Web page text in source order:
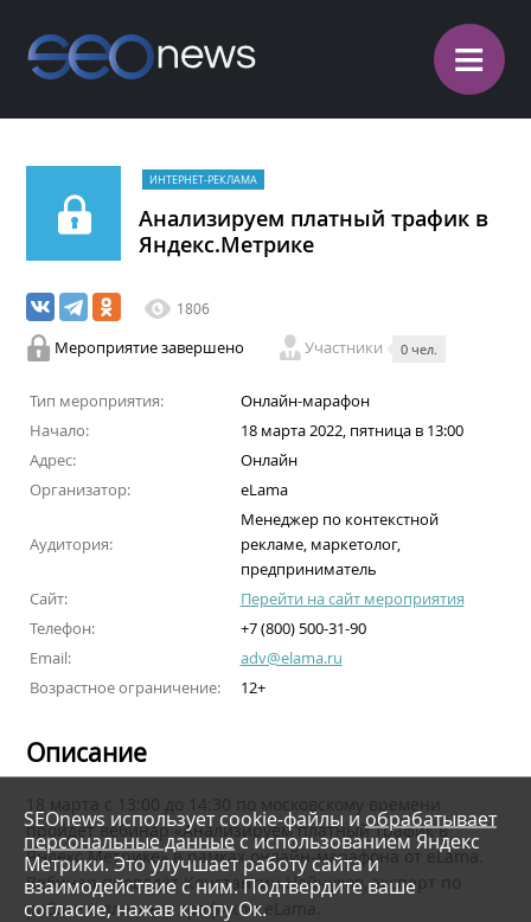
≡
ИНТЕРНЕТ-РЕКЛАМА
Анализируем платный трафик в
Яндекс.Метрике
1806
Мероприятие завершено Участники 0 чел.
Тип мероприятия:
Онлайн-марафон
Начало:
18 марта 2022, пятница в 13:00
Адрес:
Онлайн
Организатор:
eLama
Аудитория:
Менеджер по контекстной
рекламе, маркетолог,
предприниматель
Сайт:
Перейти на сайт мероприятия
Телефон:
+7 (800) 500-31-90
Email:
adv@elama.ru
Возрастное ограничение:
12+
Описание
18 марта с 13:00 до 14:30 по московскому времени
пройдет вебинар «Анализируем платный трафик в
Яндекс.Метрике» в рамках онлайн-марафона от eLama.
Вебинар проведёт Константин Найчуков, эксперт по
работе с платным трафиком eLama.
SEOnews использует cookie-файлы иобрабатывает
персональные данныес использованием Яндекс
Метрики. Это улучшает работу сайта и
взаимодействие с ним. Подтвердите ваше
согласие, нажав кнопу Ок.